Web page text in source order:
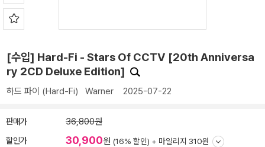
[수입] Hard-Fi - Stars Of CCTV [20th Anniversa
ry 2CD Deluxe Edition]
하드 파이 (Hard-Fi) Warner 2025-07-22
판매가 36,800원
할인가 30,900원 (16% 할인) + 마일리지 310원